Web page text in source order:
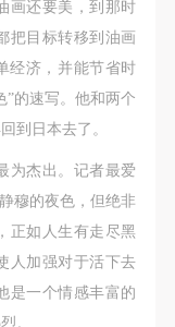
画还要美，到那时
把目标转移到油画
经济，并能节省时
”的速写。他和两个
到日本去了。
为杰出。记者最爱
穆的夜色，但绝非
正如人生有走尽黑
人加强对于活下去
是一个情感丰富的
。